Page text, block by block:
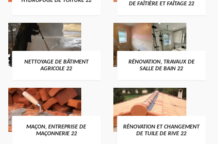
DE FAÎTIÈRE ET FAÎTAGE 22
NETTOYAGE DE BÂTIMENT
AGRICOLE 22
RÉNOVATION, TRAVAUX DE
SALLE DE BAIN 22
MAÇON, ENTREPRISE DE
MAÇONNERIE 22
RÉNOVATION ET CHANGEMENT
DE TUILE DE RIVE 22